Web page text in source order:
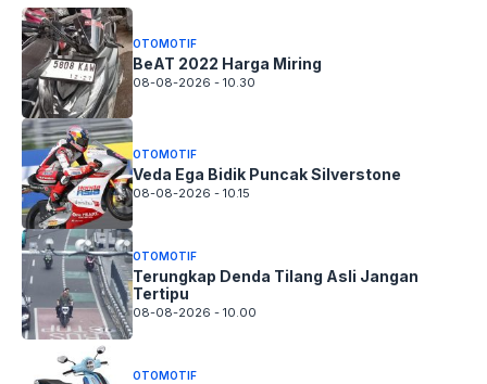
OTOMOTIF
BeAT 2022 Harga Miring
08-08-2026 - 10.30
OTOMOTIF
Veda Ega Bidik Puncak Silverstone
08-08-2026 - 10.15
OTOMOTIF
Terungkap Denda Tilang Asli Jangan
Tertipu
08-08-2026 - 10.00
OTOMOTIF